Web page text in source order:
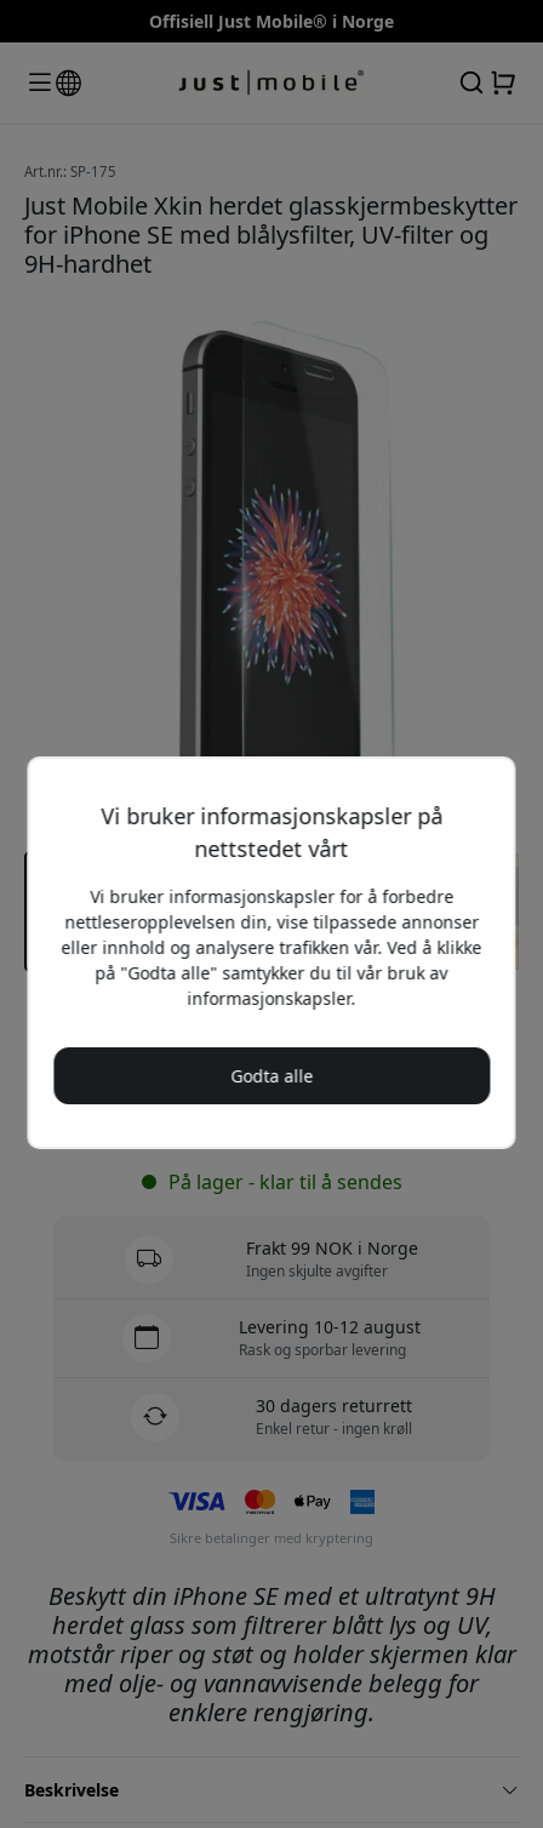
Offisiell Just Mobile® i Norge
Art.nr.: SP-175
Just Mobile Xkin herdet glasskjermbeskytter
for iPhone SE med blålysfilter, UV-filter og
9H-hardhet
Anbefalt pris
99 NOK
På lager - klar til å sendes
Frakt 99 NOK i Norge
Ingen skjulte avgifter
Levering 10-12 august
Rask og sporbar levering
30 dagers returrett
Enkel retur - ingen krøll
Sikre betalinger med kryptering
Beskytt din iPhone SE med et ultratynt 9H
herdet glass som filtrerer blått lys og UV,
motstår riper og støt og holder skjermen klar
med olje- og vannavvisende belegg for
enklere rengjøring.
Beskrivelse
Vi bruker informasjonskapsler på
nettstedet vårt
Vi bruker informasjonskapsler for å forbedre
nettleseropplevelsen din, vise tilpassede annonser
eller innhold og analysere trafikken vår. Ved å klikke
på "Godta alle" samtykker du til vår bruk av
informasjonskapsler.
Godta alle